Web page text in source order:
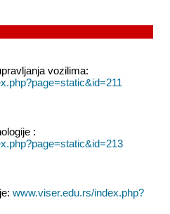
vozilima:
:
www.viser.edu.rs/index.php?